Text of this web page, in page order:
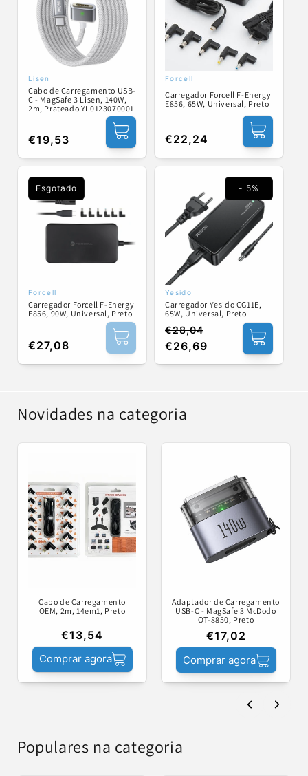
Fornecedor:
Lisen
Cabo de Carregamento USB-
C - MagSafe 3 Lisen, 140W,
2m, Prateado YL0123070001
Preço
normal
€19,53
Fornecedor:
Forcell
Carregador Forcell F-Energy
E856, 65W, Universal, Preto
Preço
normal
€22,24
Esgotado
Fornecedor:
Forcell
Carregador Forcell F-Energy
E856, 90W, Universal, Preto
Preço
normal
€27,08
- 5%
Fornecedor:
Yesido
Carregador Yesido CG11E,
65W, Universal, Preto
Preço
normal
€28,04
Preço
€26,69
Novidades na categoria
Cabo de Carregamento
OEM, 2m, 14em1, Preto
€13,54
Comprar agora
Adaptador de Carregamento
USB-C - MagSafe 3 McDodo
OT-8850, Preto
€17,02
Comprar agora
Populares na categoria